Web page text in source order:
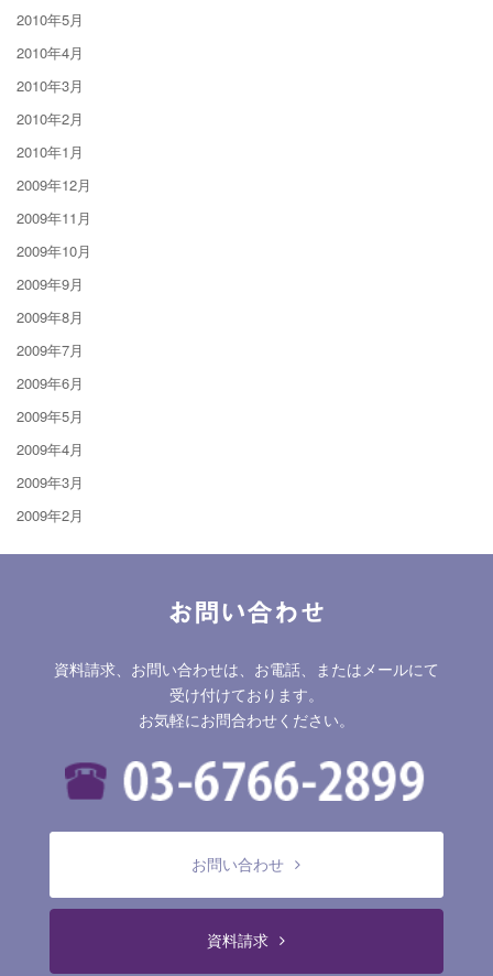
2010年5月
2010年4月
2010年3月
2010年2月
2010年1月
2009年12月
2009年11月
2009年10月
2009年9月
2009年8月
2009年7月
2009年6月
2009年5月
2009年4月
2009年3月
2009年2月
お問い合わせ
資料請求、お問い合わせは、お電話、またはメールにて
受け付けております。
お気軽にお問合わせください。
お問い合わせ
資料請求